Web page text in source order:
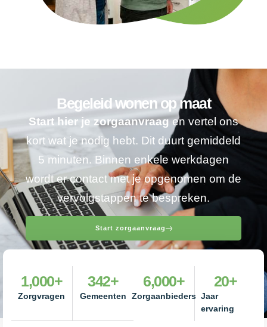
Begeleid wonen op maat
Start hier je zorgaanvraagen vertel ons
kort wat je nodig hebt. Dit duurt gemiddeld
5 minuten. Binnen enkele werkdagen
wordt er contact met je opgenomen om de
vervolgstappen te bespreken.
Start zorgaanvraag
Zorgvragen
1,000+
Gemeenten
342+
Zorgaanbieders
6,000+
Jaar
ervaring
20+